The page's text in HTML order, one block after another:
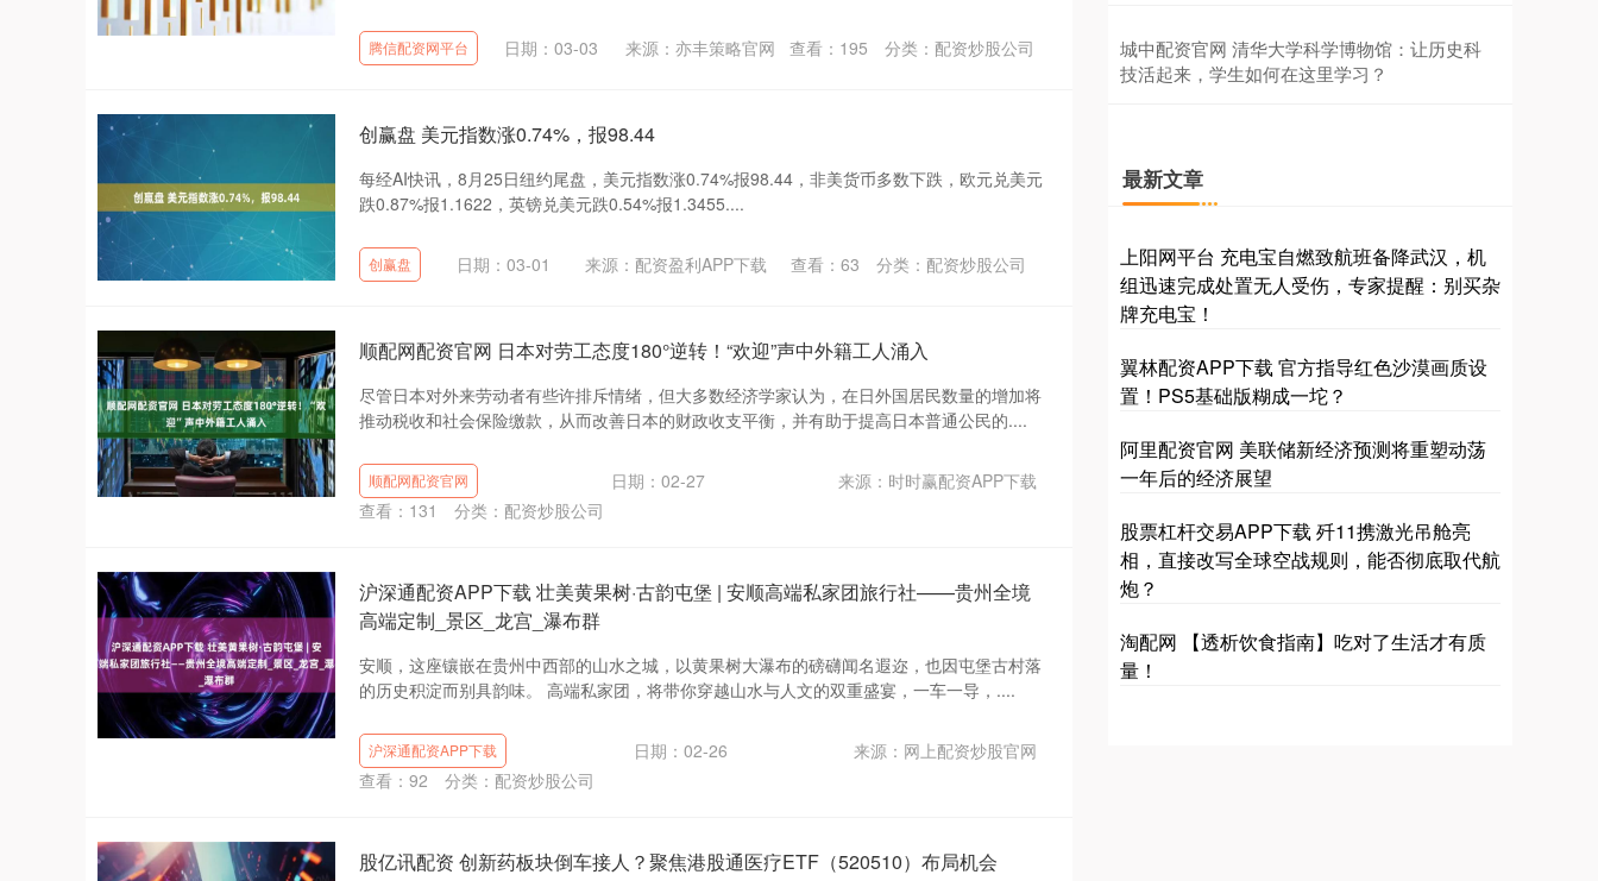
腾信配资网平台 日期：03-03 来源：亦丰策略官网 查看： 195 分类： 配资炒股公司
创赢盘 美元指数涨0.74%，报98.44
每经AI快讯，8月25日纽约尾盘，美元指数涨0.74%报98.44，非美货币多数下跌，欧元兑美元
跌0.87%报1.1622，英镑兑美元跌0.54%报1.3455....
创赢盘 日期：03-01 来源：配资盈利APP下载 查看： 63 分类： 配资炒股公司
顺配网配资官网 日本对劳工态度180°逆转！“欢迎”声中外籍工人涌入
尽管日本对外来劳动者有些许排斥情绪，但大多数经济学家认为，在日外国居民数量的增加将
推动税收和社会保险缴款，从而改善日本的财政收支平衡，并有助于提高日本普通公民的....
顺配网配资官网 日期：02-27
来源：时时赢配资APP下载
查看： 131 分类： 配资炒股公司
沪深通配资APP下载 壮美黄果树·古韵屯堡 | 安顺高端私家团旅行社——贵州全境
高端定制_景区_龙宫_瀑布群
安顺，这座镶嵌在贵州中西部的山水之城，以黄果树大瀑布的磅礴闻名遐迩，也因屯堡古村落
的历史积淀而别具韵味。 高端私家团，将带你穿越山水与人文的双重盛宴，一车一导，....
沪深通配资APP下载 日期：02-26
来源：网上配资炒股官网
查看： 92 分类： 配资炒股公司
股亿讯配资 创新药板块倒车接人？聚焦港股通医疗ETF（520510）布局机会
城中配资官网 清华大学科学博物馆：让历史科
技活起来，学生如何在这里学习？
最新文章
上阳网平台 充电宝自燃致航班备降武汉，机
组迅速完成处置无人受伤，专家提醒：别买杂
牌充电宝！
翼林配资APP下载 官方指导红色沙漠画质设
置！PS5基础版糊成一坨？
阿里配资官网 美联储新经济预测将重塑动荡
一年后的经济展望
股票杠杆交易APP下载 歼11携激光吊舱亮
相，直接改写全球空战规则，能否彻底取代航
炮？
淘配网 【透析饮食指南】吃对了生活才有质
量！